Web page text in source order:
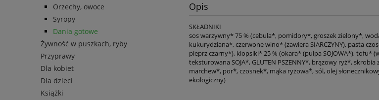
Orzechy, owoce
Syropy
Dania gotowe
Żywność w puszkach, ryby
Przyprawy
Dla kobiet
Dla dzieci
Książki
Opis
SKŁADNIKI
sos warzywny* 75 % (cebula*, pomidory*, groszek zielony*,
kukurydziana*, czerwone wino* (zawiera SIARCZYNY), pasta
pieprz czarny*), klopsiki* 25 % (okara* (pulpa SOJOWA*), tofu*
teksturowana SOJA*, GLUTEN PSZENNY*, brązowy ryż*,
marchew*, por*, czosnek*, mąka ryżowa*, sól, olej
ekologiczny)